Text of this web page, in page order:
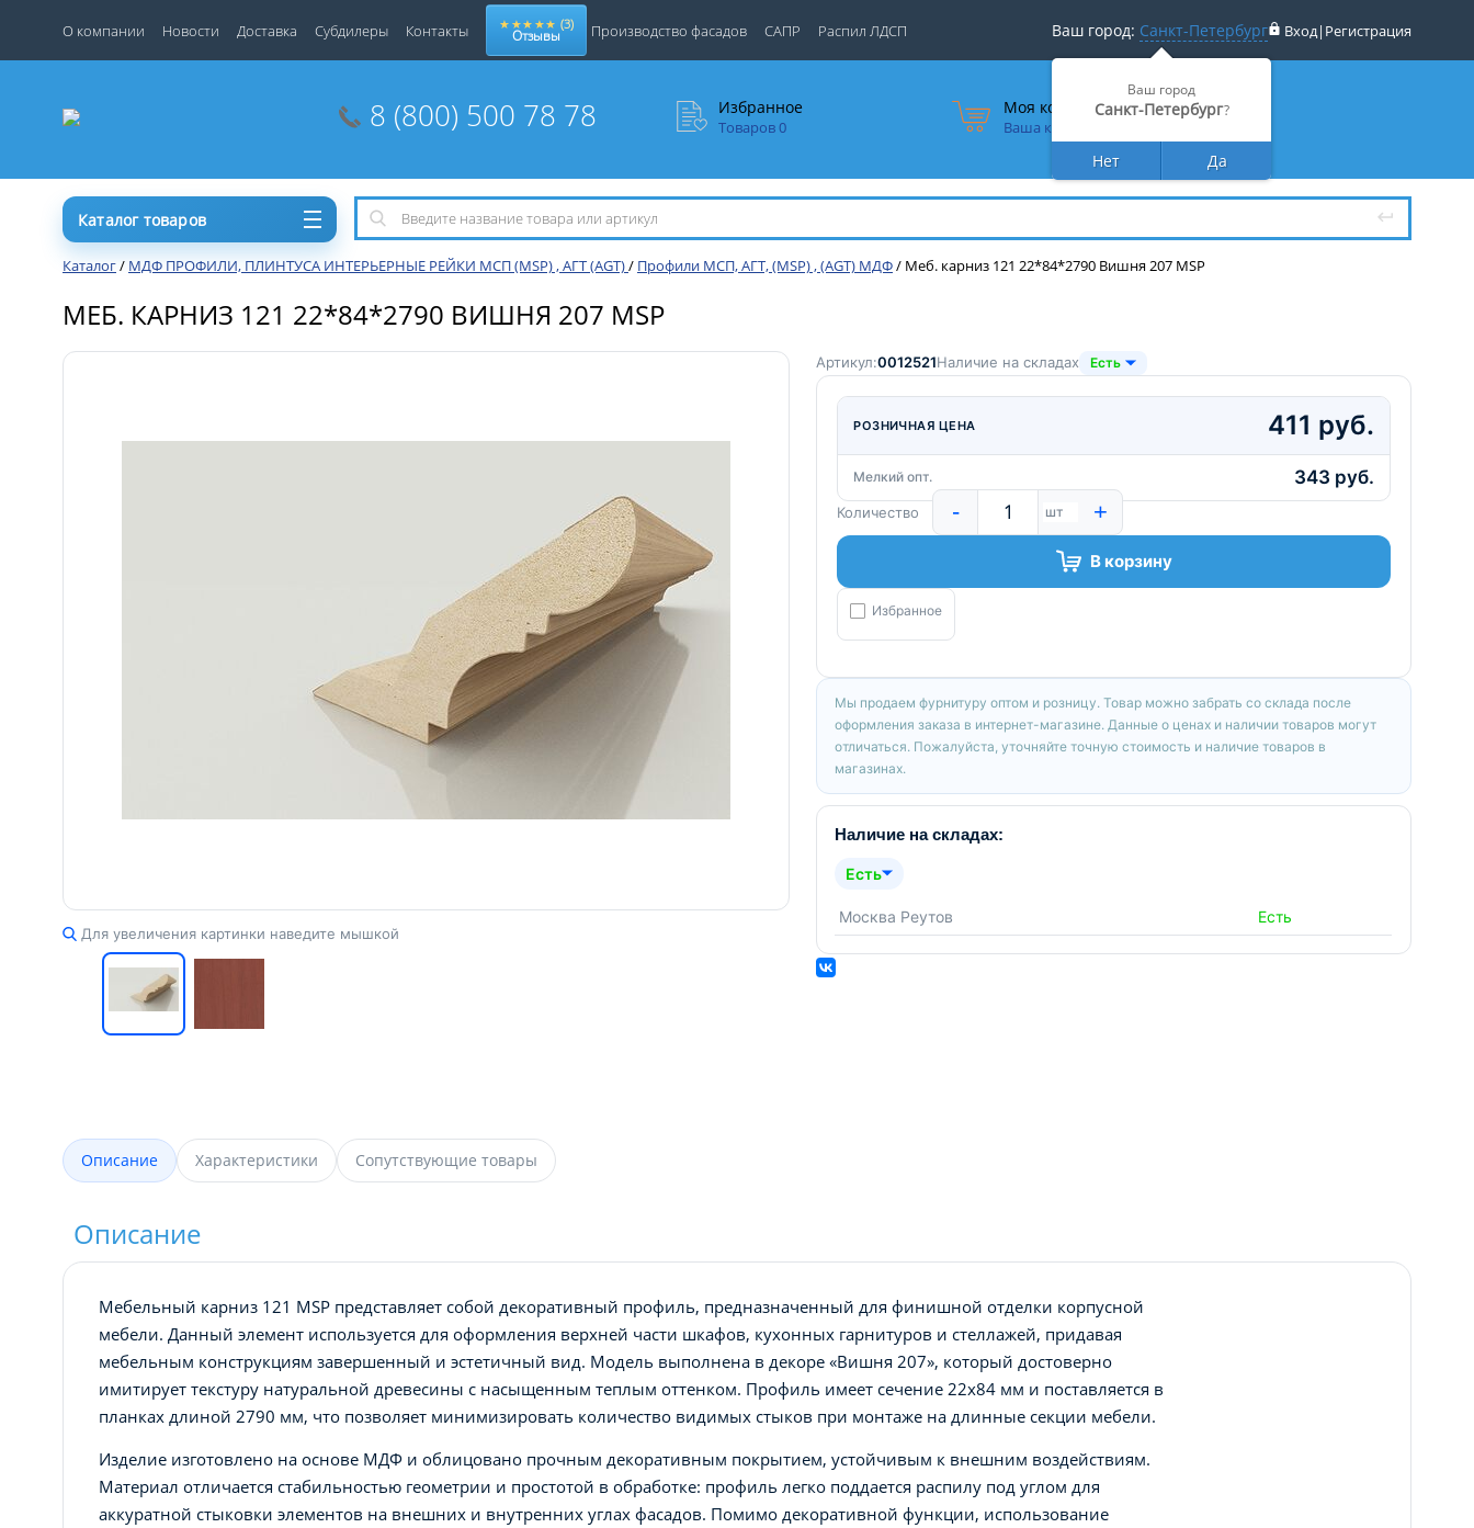
Ваш город: Санкт-Петербург
Ваш город
Санкт-Петербург?
Нет Да
Вход| Регистрация
О компании Новости Доставка Субдилеры Контакты ★★★★★ (3)
Отзывы Производство фасадов САПР Распил ЛДСП
8 (800) 500 78 78 Избранное
Товаров0
Моя корзина
Ваша корзина пуста
Каталог товаров
Каталог/ МДФ ПРОФИЛИ, ПЛИНТУСА ИНТЕРЬЕРНЫЕ РЕЙКИ МСП (MSP) , АГТ (AGT)/ Профили МСП, АГТ, (MSP) , (AGT) МДФ/ Меб. карниз 121 22*84*2790 Вишня 207 MSP
МЕБ. КАРНИЗ 121 22*84*2790 ВИШНЯ 207 MSP
Для увеличения картинки наведите мышкой
Артикул:0012521Наличие на складах Есть
РОЗНИЧНАЯ ЦЕНА 411 руб.
Мелкий опт. 343 руб.
Количество - шт +
В корзину
Избранное
Мы продаем фурнитуру оптом и розницу. Товар можно забрать со склада после
оформления заказа в интернет-магазине. Данные о ценах и наличии товаров могут
отличаться. Пожалуйста, уточняйте точную стоимость и наличие товаров в
магазинах.
Наличие на складах:
Есть
Москва Реутов Есть
Описание Характеристики Сопутствующие товары
Описание
Мебельный карниз 121 MSP представляет собой декоративный профиль, предназначенный для финишной отделки корпусной
мебели. Данный элемент используется для оформления верхней части шкафов, кухонных гарнитуров и стеллажей, придавая
мебельным конструкциям завершенный и эстетичный вид. Модель выполнена в декоре «Вишня 207», который достоверно
имитирует текстуру натуральной древесины с насыщенным теплым оттенком. Профиль имеет сечение 22х84 мм и поставляется в
планках длиной 2790 мм, что позволяет минимизировать количество видимых стыков при монтаже на длинные секции мебели.
Изделие изготовлено на основе МДФ и облицовано прочным декоративным покрытием, устойчивым к внешним воздействиям.
Материал отличается стабильностью геометрии и простотой в обработке: профиль легко поддается распилу под углом для
аккуратной стыковки элементов на внешних и внутренних углах фасадов. Помимо декоративной функции, использование